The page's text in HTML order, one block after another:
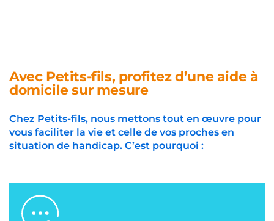
Avec Petits-fils, profitez d’une aide à
domicile sur mesure
Chez Petits-fils, nous mettons tout en œuvre pour
vous faciliter la vie et celle de vos proches en
situation de handicap. C’est pourquoi :